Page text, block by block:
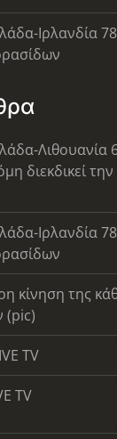
Ιρλανδία
Λιθουανία
διεκδικεί
Ιρλανδία
κίνηση της
(pic)
TV
TV